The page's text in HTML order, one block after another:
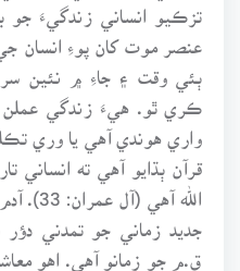
تزڪيو انساني زندگيءَ جو
عنصر موت کان پوءِ انسان
ٻئي وقت ۽ جاءِ ۾ نئين
ڪري ٿو. هيءَ زندگي
واري هوندي آهي يا وري
قرآن ٻڌايو آهي ته انساني
الله
جديد زماني جو تمدني
ق.م جو زمانو آهي. اهو